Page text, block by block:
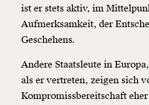
ist er stets aktiv, im
Aufmerksamkeit, der
Geschehens.
Andere Staatsleute in
als er vertreten, zeigen sich
Kompromissbereitschaft